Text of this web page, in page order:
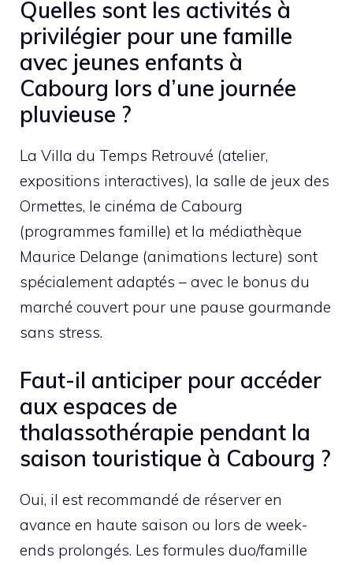
Quelles sont les activités à
privilégier pour une famille
avec jeunes enfants à
Cabourg lors d’une journée
pluvieuse ?
La Villa du Temps Retrouvé (atelier,
expositions interactives), la salle de jeux des
Ormettes, le cinéma de Cabourg
(programmes famille) et la médiathèque
Maurice Delange (animations lecture) sont
spécialement adaptés – avec le bonus du
marché couvert pour une pause gourmande
sans stress.
Faut-il anticiper pour accéder
aux espaces de
thalassothérapie pendant la
saison touristique à Cabourg ?
Oui, il est recommandé de réserver en
avance en haute saison ou lors de week-
ends prolongés. Les formules duo/famille